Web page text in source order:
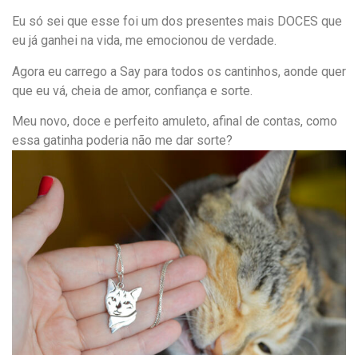
Eu só sei que esse foi um dos presentes mais DOCES que
eu já ganhei na vida, me emocionou de verdade.
Agora eu carrego a Say para todos os cantinhos, aonde quer
que eu vá, cheia de amor, confiança e sorte.
Meu novo, doce e perfeito amuleto, afinal de contas, como
essa gatinha poderia não me dar sorte?